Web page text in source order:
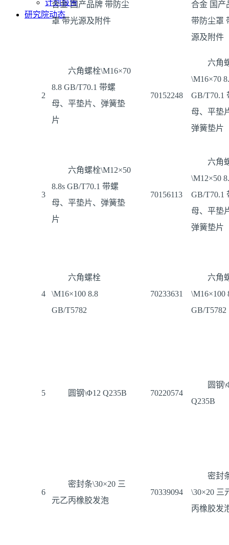
计划报告
研究院动态
合金 国产品牌 带防尘
罩 带光源及附件
合金 国产
带防尘罩
源及附件
2
六角螺栓\M16×70
8.8 GB/T70.1 带螺
母、平垫片、弹簧垫
片
70152248
六角
\M16×70
GB/T70.1
母、平垫
弹簧垫片
3
六角螺栓\M12×50
8.8s GB/T70.1 带螺
母、平垫片、弹簧垫
片
70156113
六角
\M12×50
GB/T70.1
母、平垫
弹簧垫片
4
六角螺栓
\M16×100 8.8
GB/T5782
70233631
六角
\M16×100
GB/T5782
5 圆钢\Φ12 Q235B 70220574
圆钢
Q235B
6
密封条\30×20 三
元乙丙橡胶发泡
70339094
密封
\30×20 三
丙橡胶发